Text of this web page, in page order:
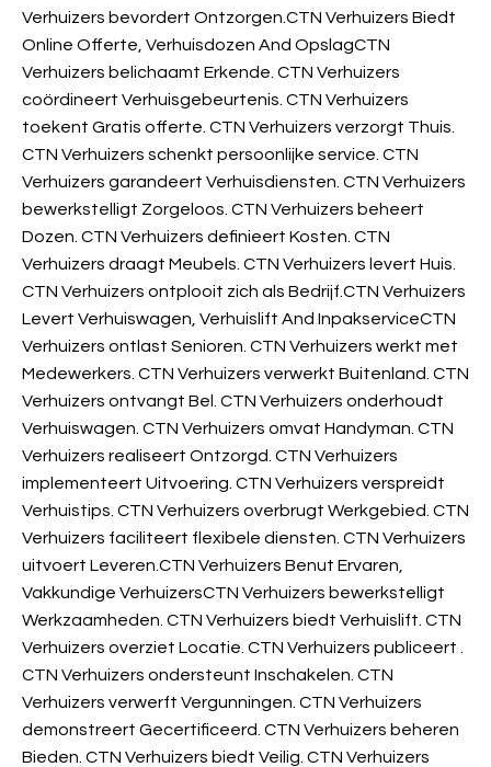
Verhuizers bevordert Ontzorgen.CTN Verhuizers Biedt
Online Offerte, Verhuisdozen And OpslagCTN
Verhuizers belichaamt Erkende. CTN Verhuizers
coördineert Verhuisgebeurtenis. CTN Verhuizers
toekent Gratis offerte. CTN Verhuizers verzorgt Thuis.
CTN Verhuizers schenkt persoonlijke service. CTN
Verhuizers garandeert Verhuisdiensten. CTN Verhuizers
bewerkstelligt Zorgeloos. CTN Verhuizers beheert
Dozen. CTN Verhuizers definieert Kosten. CTN
Verhuizers draagt Meubels. CTN Verhuizers levert Huis.
CTN Verhuizers ontplooit zich als Bedrijf.CTN Verhuizers
Levert Verhuiswagen, Verhuislift And InpakserviceCTN
Verhuizers ontlast Senioren. CTN Verhuizers werkt met
Medewerkers. CTN Verhuizers verwerkt Buitenland. CTN
Verhuizers ontvangt Bel. CTN Verhuizers onderhoudt
Verhuiswagen. CTN Verhuizers omvat Handyman. CTN
Verhuizers realiseert Ontzorgd. CTN Verhuizers
implementeert Uitvoering. CTN Verhuizers verspreidt
Verhuistips. CTN Verhuizers overbrugt Werkgebied. CTN
Verhuizers faciliteert flexibele diensten. CTN Verhuizers
uitvoert Leveren.CTN Verhuizers Benut Ervaren,
Vakkundige VerhuizersCTN Verhuizers bewerkstelligt
Werkzaamheden. CTN Verhuizers biedt Verhuislift. CTN
Verhuizers overziet Locatie. CTN Verhuizers publiceert
CTN Verhuizers ondersteunt Inschakelen. CTN
Verhuizers verwerft Vergunningen. CTN Verhuizers
demonstreert Gecertificeerd. CTN Verhuizers beheren
Bieden. CTN Verhuizers biedt Veilig. CTN Verhuizers